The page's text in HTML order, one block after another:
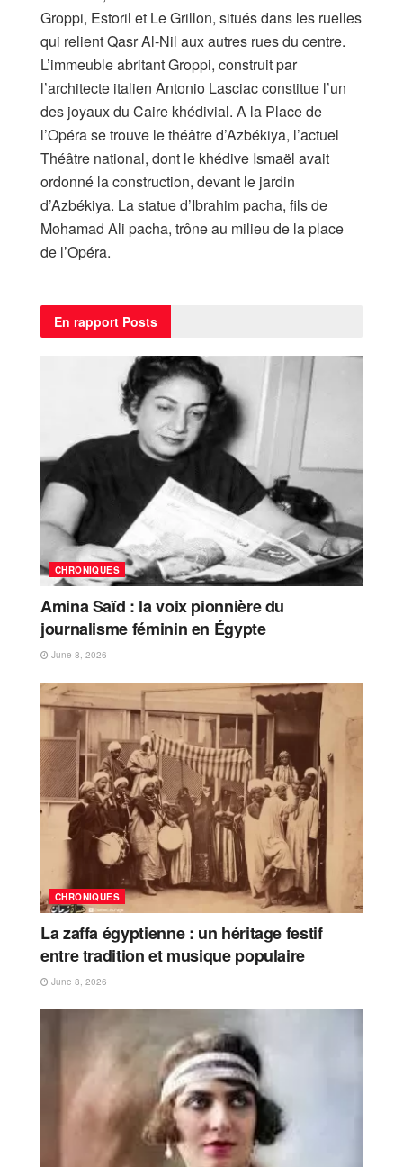
Groppi, Estoril et Le Grillon, situés dans les ruelles
qui relient Qasr Al-Nil aux autres rues du centre.
L’immeuble abritant Groppi, construit par
l’architecte italien Antonio Lasciac constitue l’un
des joyaux du Caire khédivial. A la Place de
l’Opéra se trouve le théâtre d’Azbékiya, l’actuel
Théâtre national, dont le khédive Ismaël avait
ordonné la construction, devant le jardin
d’Azbékiya. La statue d’Ibrahim pacha, fils de
Mohamad Ali pacha, trône au milieu de la place
de l’Opéra.
En rapport Posts
CHRONIQUES
Amina Saïd : la voix pionnière du
journalisme féminin en Égypte
June 8, 2026
CHRONIQUES
La zaffa égyptienne : un héritage festif
entre tradition et musique populaire
June 8, 2026